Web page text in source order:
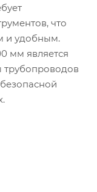
что
и удобным.
мм является